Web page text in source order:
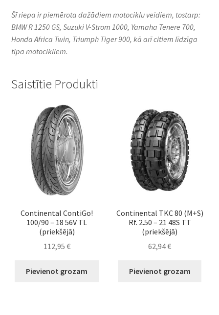
Šī riepa ir piemērota dažādiem motociklu veidiem, tostarp:
BMW R 1250 GS, Suzuki V-Strom 1000, Yamaha Tenere 700,
Honda Africa Twin, Triumph Tiger 900, kā arī citiem līdzīga
tipa motocikliem.
Saistītie Produkti
Continental ContiGo!
100/90 – 18 56V TL
(priekšējā)
112,95 €
Pievienot grozam
Continental TKC 80 (M+S)
Rf. 2.50 – 21 48S TT
(priekšējā)
62,94€
Pievienot grozam